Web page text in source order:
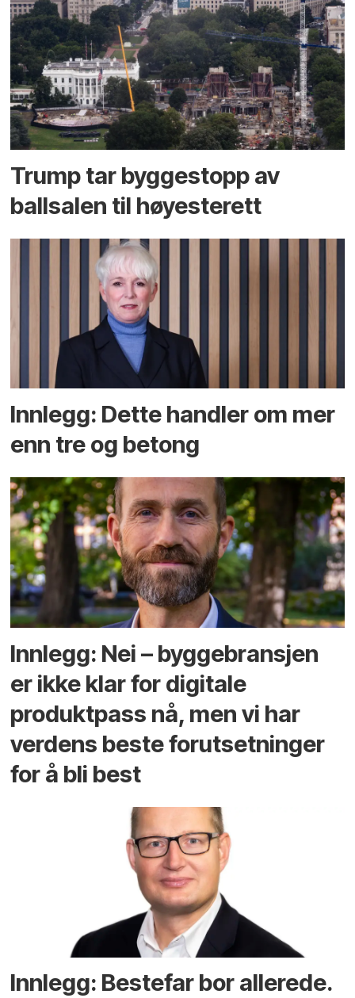
Trump tar byggestopp av
ballsalen til høyesterett
Innlegg: Dette handler om mer
enn tre og betong
Innlegg: Nei – byggebransjen
er ikke klar for digitale
produktpass nå, men vi har
verdens beste forutsetninger
for å bli best
Innlegg: Bestefar bor allerede.